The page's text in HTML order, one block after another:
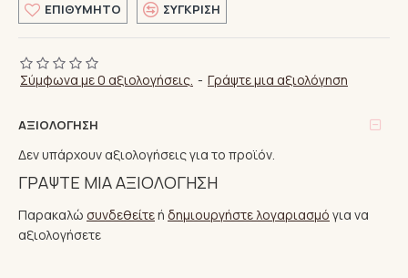
Σύμφωνα με 0 αξιολογήσεις. - Γράψτε μια αξιολόγηση
ΕΠΙΘΥΜΗΤΌ ΣΎΓΚΡΙΣΗ
ΑΞΙΟΛΌΓΗΣΗ
Δεν υπάρχουν αξιολογήσεις για το προϊόν.
ΓΡΆΨΤΕ ΜΙΑ ΑΞΙΟΛΌΓΗΣΗ
Παρακαλώ συνδεθείτεή δημιουργήστε λογαριασμό για να
αξιολογήσετε